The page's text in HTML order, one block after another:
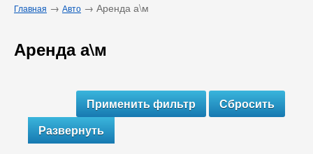
Главная → Авто → Аренда а\м
Аренда а\м
Развернуть